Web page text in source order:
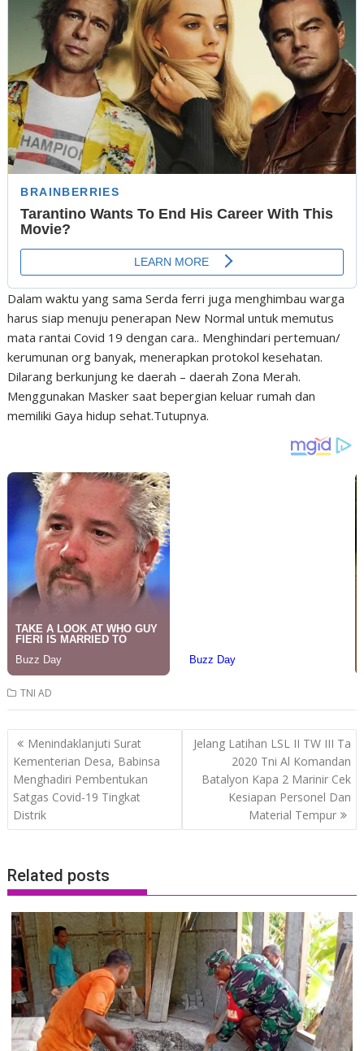
Dalam waktu yang sama Serda ferri juga menghimbau warga
harus siap menuju penerapan New Normal untuk memutus
mata rantai Covid 19 dengan cara.. Menghindari pertemuan/
kerumunan org banyak, menerapkan protokol kesehatan.
Dilarang berkunjung ke daerah – daerah Zona Merah.
Menggunakan Masker saat bepergian keluar rumah dan
memiliki Gaya hidup sehat.Tutupnya.
TNI AD
Post
navigation
Menindaklanjuti Surat
Kementerian Desa, Babinsa
Menghadiri Pembentukan
Satgas Covid-19 Tingkat
Distrik
Jelang Latihan LSL II TW III Ta
2020 Tni Al Komandan
Batalyon Kapa 2 Marinir Cek
Kesiapan Personel Dan
Material Tempur
Related posts